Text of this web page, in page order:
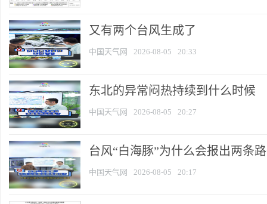
又有两个台风生成了
中国天气网 2026-08-05 20:33
东北的异常闷热持续到什么时候
中国天气网 2026-08-05 20:27
台风“白海豚”为什么会报出两条
中国天气网 2026-08-05 20:17